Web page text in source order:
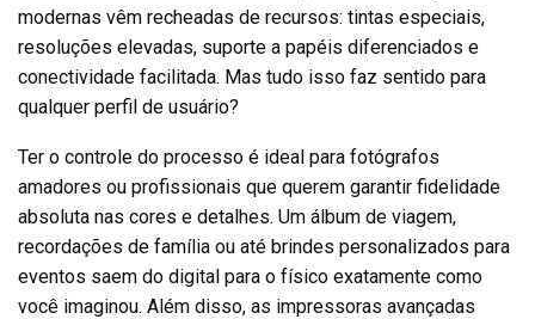
modernas vêm recheadas de recursos: tintas especiais,
resoluções elevadas, suporte a papéis diferenciados e
conectividade facilitada. Mas tudo isso faz sentido para
qualquer perfil de usuário?
Ter o controle do processo é ideal para fotógrafos
amadores ou profissionais que querem garantir fidelidade
absoluta nas cores e detalhes. Um álbum de viagem,
recordações de família ou até brindes personalizados para
eventos saem do digital para o físico exatamente como
você imaginou. Além disso, as impressoras avançadas